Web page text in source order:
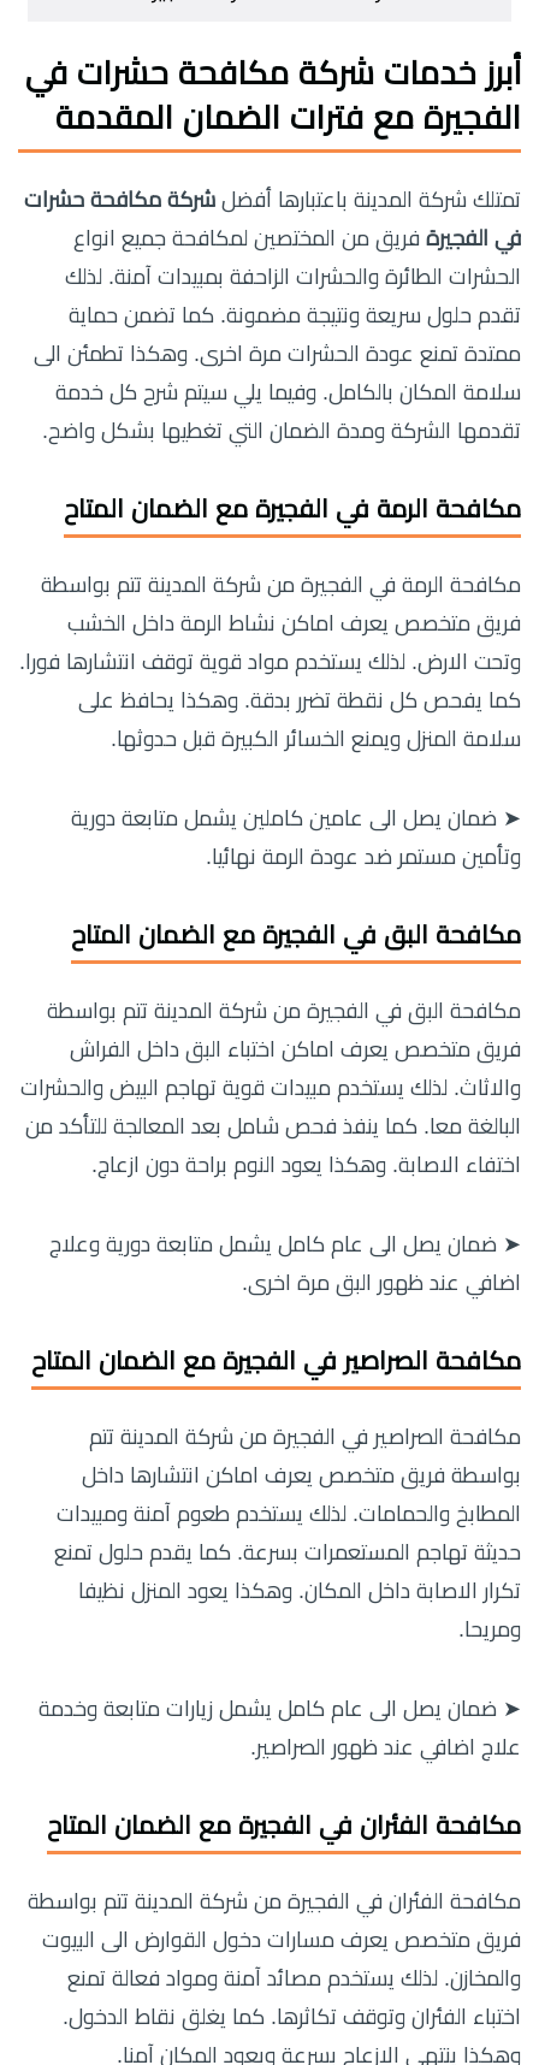
أبرز خدمات شركة مكافحة حشرات في
الفجيرة مع فترات الضمان المقدمة
تمتلك شركة المدينة باعتبارها أفضل شركة مكافحة حشرات
في الفجيرة فريق من المختصين لمكافحة جميع انواع
الحشرات الطائرة والحشرات الزاحفة بمبيدات آمنة. لذلك
تقدم حلول سريعة ونتيجة مضمونة. كما تضمن حماية
ممتدة تمنع عودة الحشرات مرة اخرى. وهكذا تطمئن الى
سلامة المكان بالكامل. وفيما يلي سيتم شرح كل خدمة
تقدمها الشركة ومدة الضمان التي تغطيها بشكل واضح.
مكافحة الرمة في الفجيرة مع الضمان المتاح
مكافحة الرمة في الفجيرة من شركة المدينة تتم بواسطة
فريق متخصص يعرف اماكن نشاط الرمة داخل الخشب
وتحت الارض. لذلك يستخدم مواد قوية توقف انتشارها فورا.
كما يفحص كل نقطة تضرر بدقة. وهكذا يحافظ على
سلامة المنزل ويمنع الخسائر الكبيرة قبل حدوثها.
➤ ضمان يصل الى عامين كاملين يشمل متابعة دورية
وتأمين مستمر ضد عودة الرمة نهائيا.
مكافحة البق في الفجيرة مع الضمان المتاح
مكافحة البق في الفجيرة من شركة المدينة تتم بواسطة
فريق متخصص يعرف اماكن اختباء البق داخل الفراش
والاثاث. لذلك يستخدم مبيدات قوية تهاجم البيض والحشرات
البالغة معا. كما ينفذ فحص شامل بعد المعالجة للتأكد من
اختفاء الاصابة. وهكذا يعود النوم براحة دون ازعاج.
➤ ضمان يصل الى عام كامل يشمل متابعة دورية وعلاج
اضافي عند ظهور البق مرة اخرى.
مكافحة الصراصير في الفجيرة مع الضمان المتاح
مكافحة الصراصير في الفجيرة من شركة المدينة تتم
بواسطة فريق متخصص يعرف اماكن انتشارها داخل
المطابخ والحمامات. لذلك يستخدم طعوم آمنة ومبيدات
حديثة تهاجم المستعمرات بسرعة. كما يقدم حلول تمنع
تكرار الاصابة داخل المكان. وهكذا يعود المنزل نظيفا
ومريحا.
➤ ضمان يصل الى عام كامل يشمل زيارات متابعة وخدمة
علاج اضافي عند ظهور الصراصير.
مكافحة الفئران في الفجيرة مع الضمان المتاح
مكافحة الفئران في الفجيرة من شركة المدينة تتم بواسطة
فريق متخصص يعرف مسارات دخول القوارض الى البيوت
والمخازن. لذلك يستخدم مصائد آمنة ومواد فعالة تمنع
اختباء الفئران وتوقف تكاثرها. كما يغلق نقاط الدخول.
وهكذا ينتهي الازعاج بسرعة ويعود المكان آمنا.